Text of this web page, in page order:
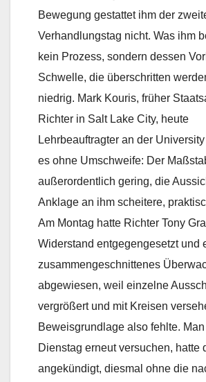
Bewegung gestattet ihm der
Verhandlungstag nicht. Was ihm
kein Prozess, sondern dessen
Schwelle, die überschritten
niedrig. Mark Kouris, früher
Richter in Salt Lake City, heute
Lehrbeauftragter an der
es ohne Umschweife: Der
außerordentlich gering, die
Anklage an ihm scheitere,
Am Montag hatte Richter Tony
Widerstand entgegengesetzt und
zusammengeschnittenes
abgewiesen, weil einzelne
vergrößert und mit Kreisen
Beweisgrundlage also fehlte.
Dienstag erneut versuchen, hatte
angekündigt, diesmal ohne die